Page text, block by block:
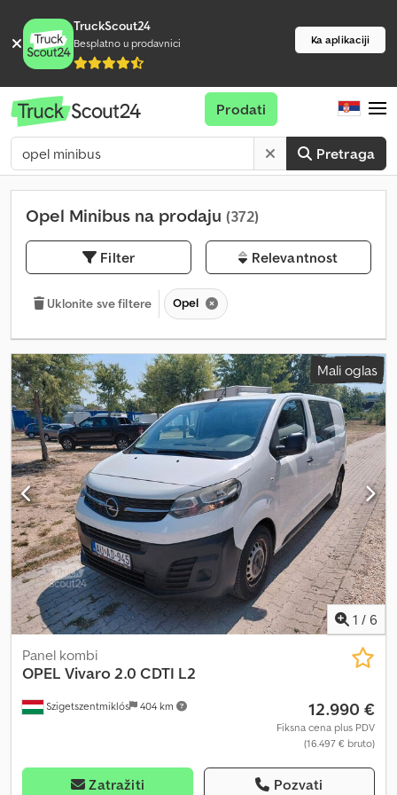
TruckScout24
Besplatno u prodavnici Ka aplikaciji
Pretraga
Prodati
Opel Minibus na prodaju (372)
Filter Relevantnost
Uklonite sve filtere Opel
Mali oglas
1 / 6
Szigetszentmiklós 404 km
Panel kombi
OPEL Vivaro 2.0 CDTI L2
12.990 €
Fiksna cena plus PDV
(16.497 € bruto)
Zatražiti Pozvati